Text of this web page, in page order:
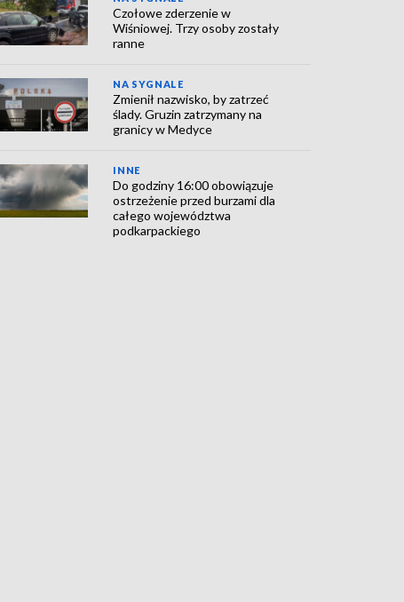
Czołowe zderzenie w
Wiśniowej. Trzy osoby zostały
ranne
NA SYGNALE
Zmienił nazwisko, by zatrzeć
ślady. Gruzin zatrzymany na
granicy w Medyce
INNE
Do godziny 16:00 obowiązuje
ostrzeżenie przed burzami dla
całego województwa
podkarpackiego